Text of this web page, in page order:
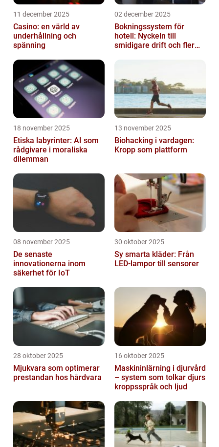
11 december 2025
Casino: en värld av
underhållning och
spänning
02 december 2025
Bokningssystem för
hotell: Nyckeln till
smidigare drift och fler
18 november 2025
Etiska labyrinter: AI som
rådgivare i moraliska
dilemman
13 november 2025
Biohacking i vardagen:
Kropp som plattform
08 november 2025
De senaste
innovationerna inom
säkerhet för IoT
30 oktober 2025
Sy smarta kläder: Från
LED-lampor till sensorer
28 oktober 2025
Mjukvara som optimerar
prestandan hos hårdvara
16 oktober 2025
Maskininlärning i djurvård
– system som tolkar djurs
kroppsspråk och ljud